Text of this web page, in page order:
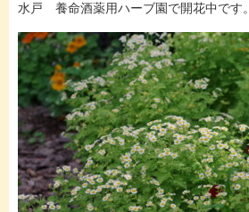
水戸 養命酒薬用ハーブ園で開花中です。